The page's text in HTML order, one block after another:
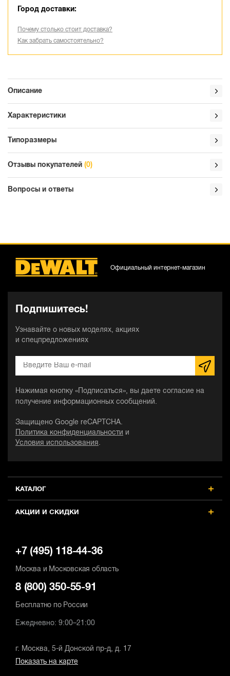
Город доставки:
Почему столько стоит доставка?
Как забрать самостоятельно?
Описание
Характеристики
Типоразмеры
Отзывы покупателей (0)
Вопросы и ответы
КАТАЛОГ
АКЦИИ И СКИДКИ
Подпишитесь!
Узнавайте о новых моделях, акциях
и спецпредложениях
Нажимая кнопку «Подписаться», вы даете согласие на
получение информационных сообщений.
Защищено Google reCAPTCHA.
Политика конфиденциальности
и
Условия использования .
Официальный интернет-магазин
+7 (495) 118-44-36
Москва и Московская область
8 (800) 350-55-91
Бесплатно по России
Ежедневно: 9:00–21:00
г. Москва, 5-й Донской пр-д, д. 17
Показать на карте